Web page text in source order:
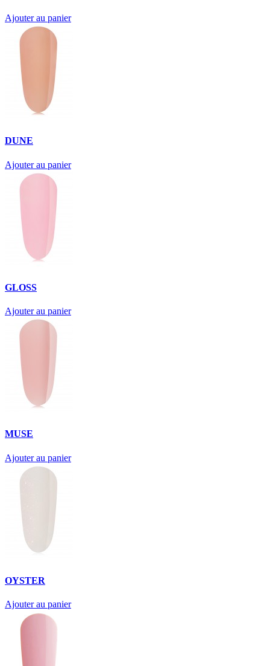
Ajouter au panier
DUNE
Ajouter au panier
GLOSS
Ajouter au panier
MUSE
Ajouter au panier
OYSTER
Ajouter au panier